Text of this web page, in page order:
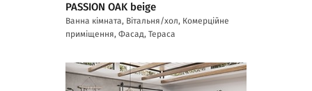
PASSION OAK beige
Ванна кімната, Вітальня/хол, Комерційне
приміщення, Фасад, Тераса